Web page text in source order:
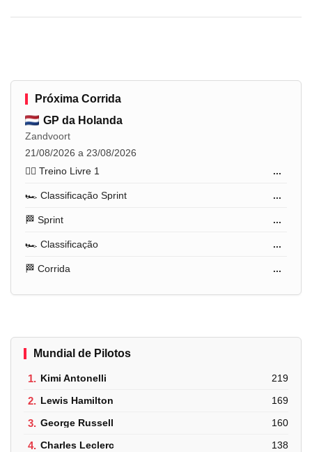
Próxima Corrida
GP da Holanda
Zandvoort
21/08/2026 a 23/08/2026
🏋️‍♂️ Treino Livre 1
...
🏎️ Classificação Sprint ...
🏁 Sprint ...
🏎️ Classificação ...
🏁 Corrida ...
Mundial de Pilotos
1. Kimi Antonelli 219
2. Lewis Hamilton 169
3. George Russell 160
4. Charles Leclerc 138